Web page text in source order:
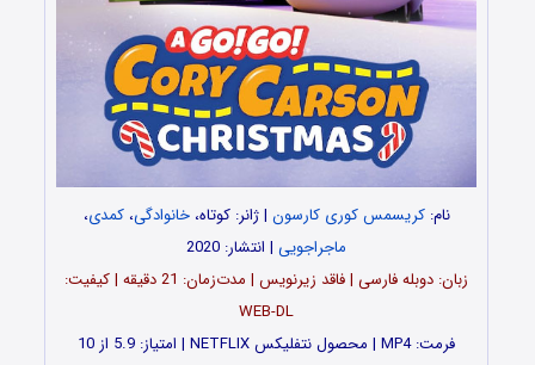
نام:کریسمس کوری کارسون | ژانر: کوتاه،خانوادگی،کمدی،
ماجراجویی | انتشار: 2020
زبان: دوبله فارسی | فاقد زیرنویس | مدت‌زمان: 21 دقیقه | کیفیت:
WEB-DL
فرمت: MP4 | محصول نتفلیکس NETFLIX | امتیاز: 5.9 از 10